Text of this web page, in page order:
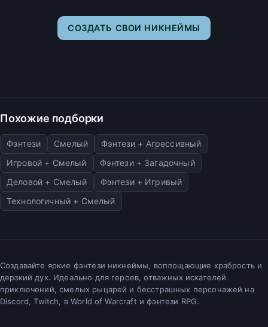
СОЗДАТЬ СВОИ НИКНЕЙМЫ
Похожие подборки
Фэнтези Смелый
Фэнтези + Агрессивный
Игровой + Смелый
Фэнтези + Загадочный
Деловой + Смелый
Фэнтези + Игривый
Технологичный + Смелый
Создавайте яркие фэнтези никнеймы, воплощающие храбрость и
дерзкий дух. Идеально для героев, отважных искателей
приключений, смелых рыцарей и бесстрашных персонажей на
Discord, Twitch, в World of Warcraft и фэнтези RPG.